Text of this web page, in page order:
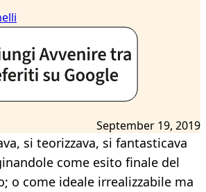
September 19, 2019
si teorizzava, si fantasticava
come esito finale del
o come ideale irrealizzabile ma